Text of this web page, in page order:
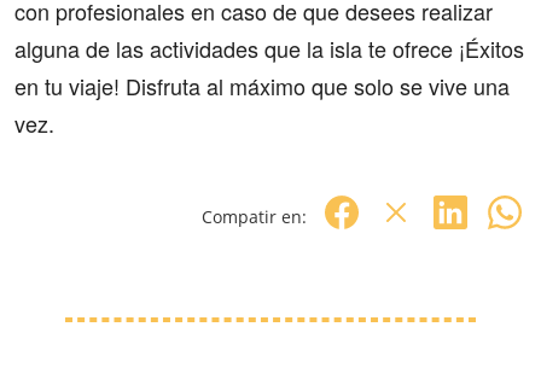
con profesionales en caso de que desees realizar
alguna de las actividades que la isla te ofrece ¡Éxitos
en tu viaje! Disfruta al máximo que solo se vive una
vez.
Compatir en: